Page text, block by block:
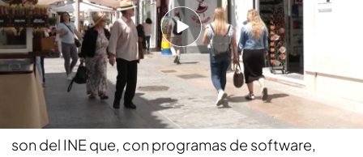
Airbnb concentra gran parte de las casi 400.000
que se detectaron el pasado mes de agosto y
habíancrecido más de un 16%en un año. Esto
ocurre porque en muchas provincias están
creciendo a un ritmo de más del 30%. Los datos
son del INE que, con programas de software,